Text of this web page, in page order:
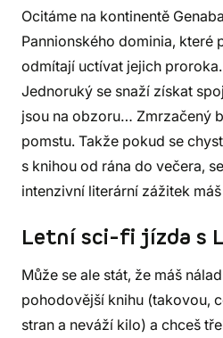
Ocitáme na kontinentě
Pannionského dominia, které
odmítají uctívat jejich
Jednoruký se snaží získat
jsou na obzoru… Zmrzačený
pomstu. Takže pokud se
s knihou od rána do večera,
intenzivní literární zážitek
Letní sci-fi jízda s
Může se ale stát, že máš
pohodovější knihu (takovou,
stran a neváží kilo) a chceš